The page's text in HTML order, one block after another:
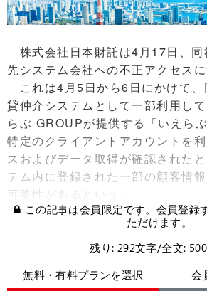
株式会社日本財託は4月17日、同
先システム会社への不正アクセスに
これは4月5日から6日にかけて、
貸仲介システムとして一部利用し
らぶ GROUPが提供する「いえら
特定のクライアントアカウントを
スおよびデータ取得が確認された
テム内に登録された一部の顧客情
可能性があるという。
この記事は会員限定です。会員登録
ただけます。
残り: 292文字/全文:
無料・有料プランを選択
会